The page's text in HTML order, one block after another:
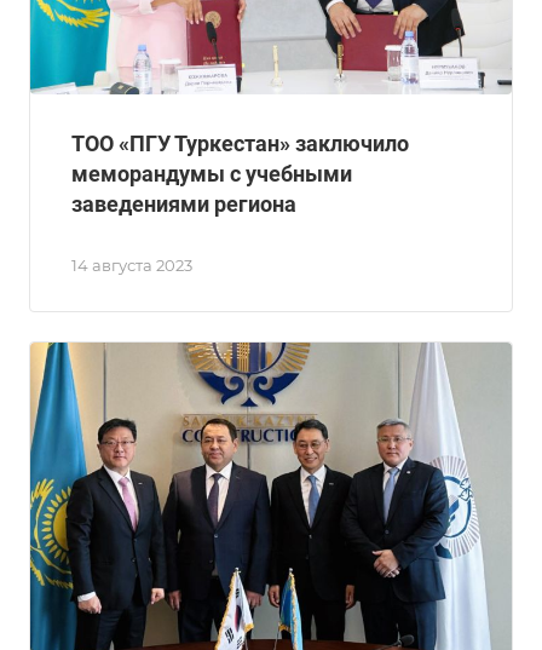
14 августа 2023
ТОО «ПГУ Туркестан» заключило
меморандумы с учебными
заведениями региона